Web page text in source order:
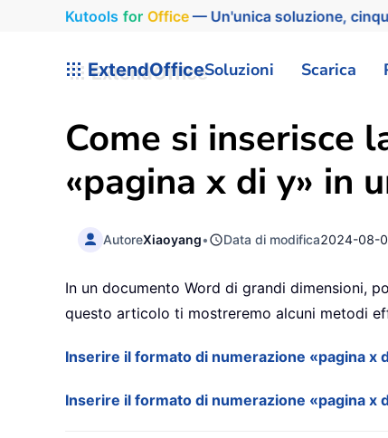
Kutools for Office— Un'unica soluzione,
ExtendOfficeSoluzioni Scarica
Come si inserisce
«pagina x di y» in
AutoreXiaoyang• Data di modifica2024-08-
In un documento Word di grandi dimensioni,
questo articolo ti mostreremo alcuni metodi
Inserire il formato di numerazione «pagina x
Inserire il formato di numerazione «pagina x